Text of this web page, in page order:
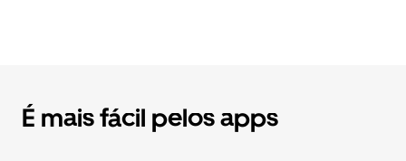
É mais fácil pelos apps